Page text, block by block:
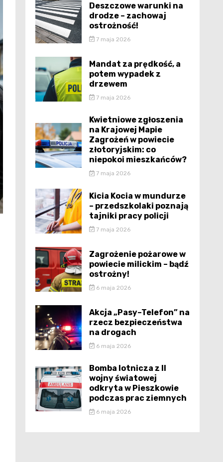
Deszczowe warunki na
drodze – zachowaj
ostrożność!
7 maja 2026
Mandat za prędkość, a
potem wypadek z
drzewem
7 maja 2026
Kwietniowe zgłoszenia
na Krajowej Mapie
Zagrożeń w powiecie
złotoryjskim: co
niepokoi mieszkańców?
7 maja 2026
Kicia Kocia w mundurze
– przedszkolaki poznają
tajniki pracy policji
7 maja 2026
Zagrożenie pożarowe w
powiecie milickim – bądź
ostrożny!
6 maja 2026
Akcja „Pasy–Telefon” na
rzecz bezpieczeństwa
na drogach
6 maja 2026
Bomba lotnicza z II
wojny światowej
odkryta w Pieszkowie
podczas prac ziemnych
6 maja 2026